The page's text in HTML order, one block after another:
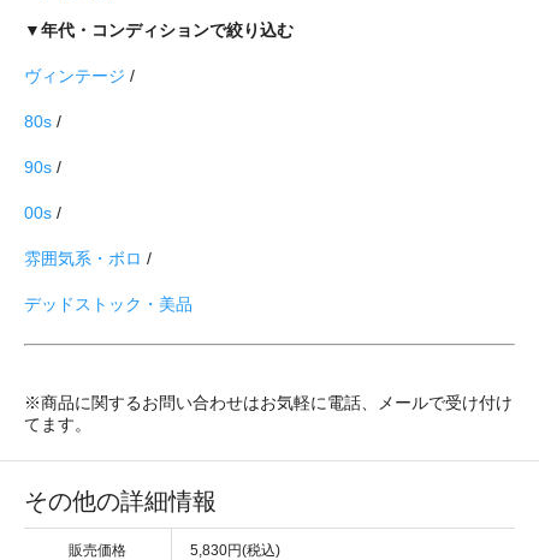
▼年代・コンディションで絞り込む
ヴィンテージ /
80s /
90s /
00s /
雰囲気系・ボロ /
デッドストック・美品
※商品に関するお問い合わせはお気軽に電話、メールで受け付け
てます。
その他の詳細情報
販売価格 5,830円(税込)